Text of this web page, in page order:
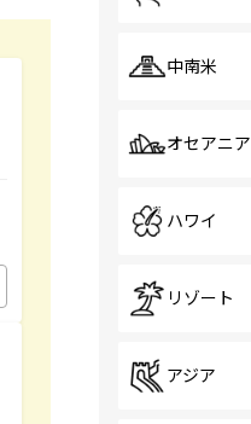
中南米
オセアニア
ハワイ
リゾート
アジア